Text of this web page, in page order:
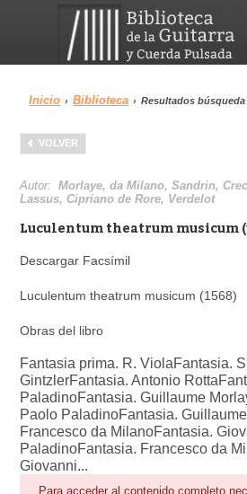
Menu
Biblioteca
Inicio › Biblioteca › Resultados búsqueda
VOLVER
Autor:Morlaye, da Milano, Sandrin,
Lassus, Cipriano de Rore, Verdelot
Luculentum theatrum musicum
Descargar Facsímil
Luculentum theatrum musicum (1568)
Obras del libro
Fantasia prima. R. ViolaFantasia.
GintzlerFantasia. Antonio Rotta
PaladinoFantasia. Guillaume
Paolo PaladinoFantasia.
Francesco da MilanoFantasia.
PaladinoFantasia. Francesco da
Giovanni...
Para acceder al contenido completo